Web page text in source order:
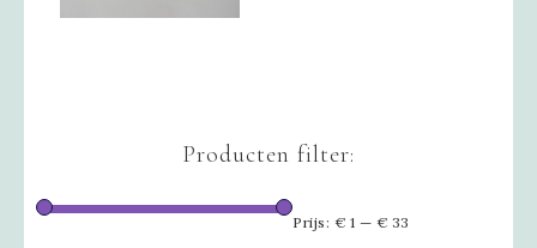
Producten filter:
Prijs: € 1 — € 33